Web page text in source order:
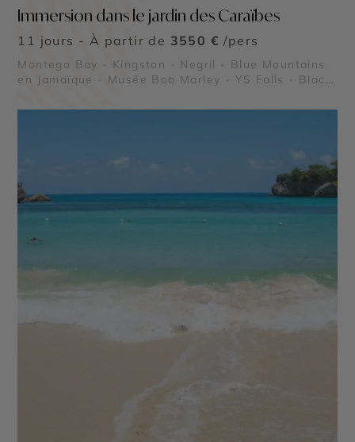
Immersion dans le jardin des Caraïbes
11 jours - À partir de 3550 € /pers
Montego Bay - Kingston - Negril - Blue Mountains
en Jamaïque - Musée Bob Marley - YS Falls - Black